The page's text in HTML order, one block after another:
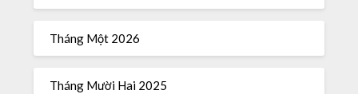
Tháng Một 2026
Tháng Mười Hai 2025